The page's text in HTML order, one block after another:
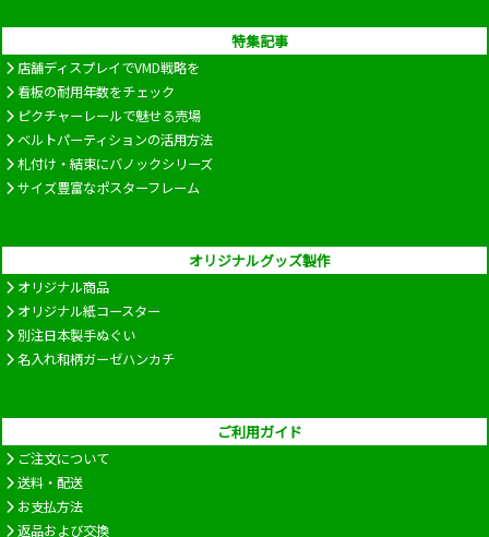
特集記事
店舗ディスプレイでVMD戦略を
看板の耐用年数をチェック
ピクチャーレールで魅せる売場
ベルトパーティションの活用方法
札付け・結束にバノックシリーズ
サイズ豊富なポスターフレーム
オリジナルグッズ製作
オリジナル商品
オリジナル紙コースター
別注日本製手ぬぐい
名入れ和柄ガーゼハンカチ
ご利用ガイド
ご注文について
送料・配送
お支払方法
返品および交換